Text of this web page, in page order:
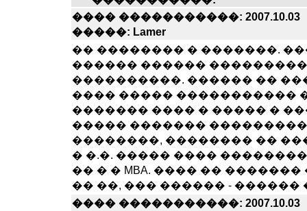
���� �����������: 2007.10.03
�����: Lamer
�� �������� � �������.
������ ������
����������. ������ ��
���� ����� �����������
������� ���� � ����� �
����� �������
��������, �������� ��
� �.�. ����� ����
�� � � MBA. ���� �� �������
�� ��, ��� ������ - ������
���� �����������: 2007.10.03